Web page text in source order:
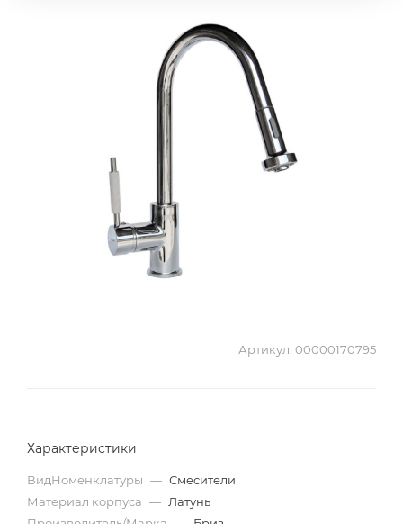
Артикул: 00000170795
Характеристики
ВидНоменклатуры — Смесители
Материал корпуса — Латунь